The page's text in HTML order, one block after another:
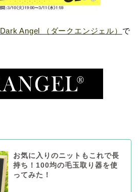
Dark Angel （ダークエンジェル） で
お気に入りのニットもこれで長
持ち！100均の毛玉取り器を使
ってみた！